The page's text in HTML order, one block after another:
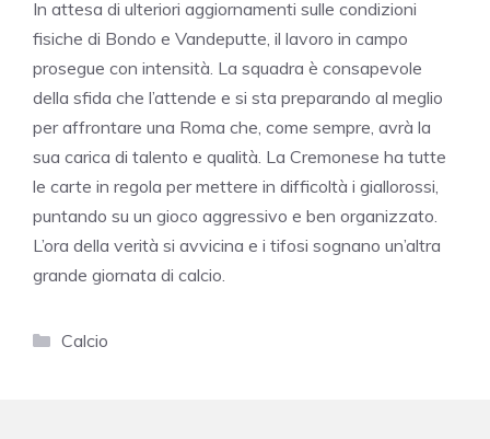
In attesa di ulteriori aggiornamenti sulle condizioni
fisiche di Bondo e Vandeputte, il lavoro in campo
prosegue con intensità. La squadra è consapevole
della sfida che l’attende e si sta preparando al meglio
per affrontare una Roma che, come sempre, avrà la
sua carica di talento e qualità. La Cremonese ha tutte
le carte in regola per mettere in difficoltà i giallorossi,
puntando su un gioco aggressivo e ben organizzato.
L’ora della verità si avvicina e i tifosi sognano un’altra
grande giornata di calcio.
Categorie
Calcio